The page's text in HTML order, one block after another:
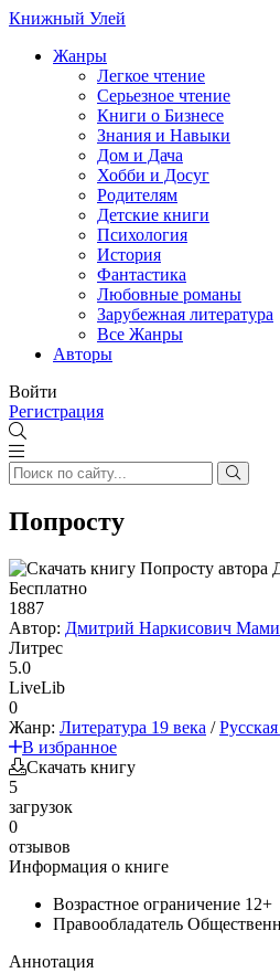
Книжный Улей
Жанры
Легкое чтение
Серьезное чтение
Книги о Бизнесе
Знания и Навыки
Дом и Дача
Хобби и Досуг
Родителям
Детские книги
Психология
История
Фантастика
Любовные романы
Зарубежная литература
Все Жанры
Авторы
Войти
Регистрация
Попросту
Бесплатно
1887
Автор: Дмитрий Наркисович
Литрес
5.0
LiveLib
0
Жанр: Литература 19 века /
В избранное
Скачать книгу
5
загрузок
0
отзывов
Информация о книге
Возрастное ограничение 12+
Правообладатель
Аннотация